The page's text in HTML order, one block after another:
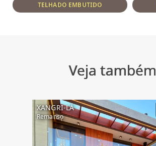
TELHADO EMBUTIDO
Veja também
XANGRI-LÁ
Remanso